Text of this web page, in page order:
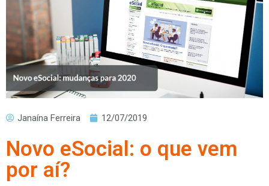
Janaína Ferreira 12/07/2019
Novo eSocial: o que vem
por aí?